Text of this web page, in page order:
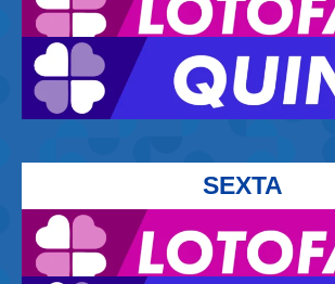
SEXTA